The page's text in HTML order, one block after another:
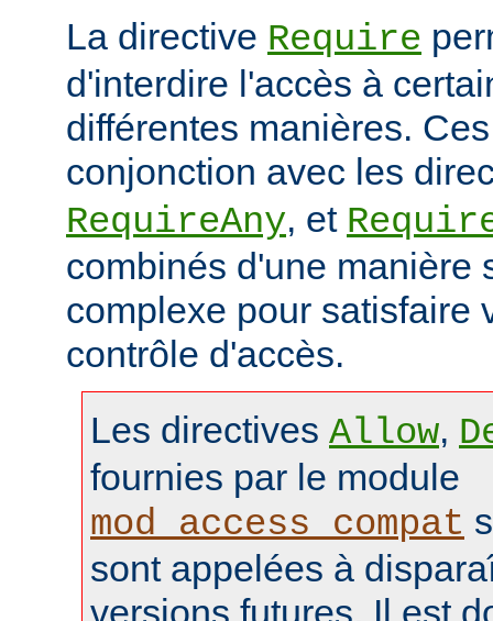
La directive Require
d'interdire l'accès à
différentes manières.
conjonction avec les
RequireAny, et
combinés d'une manière
complexe pour satisfaire
contrôle d'accès.
Les directives Allow,
fournies par le module
mod_access_compat
sont appelées à
versions futures. Il est